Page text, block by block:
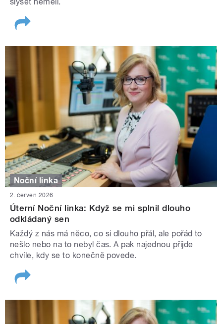
Noční linka
2. červen 2026
Úterní Noční linka: Když se mi splnil dlouho
odkládaný sen
Každý z nás má něco, co si dlouho přál, ale pořád to
nešlo nebo na to nebyl čas. A pak najednou přijde
chvíle, kdy se to konečně povede.